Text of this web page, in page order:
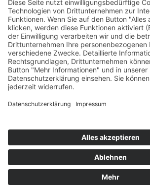
Impressum
AGB
Cookie-Einstellungen
Werbe-Einwilligungen